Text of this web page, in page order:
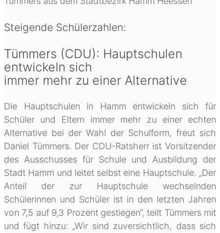
Steigende Schülerzahlen:
Tümmers (CDU): Hauptschulen
entwickeln sich
immer mehr zu einer Alternative
Die Hauptschulen in Hamm entwickeln sich für
Schüler und Eltern immer mehr zu einer echten
Alternative bei der Wahl der Schulform, freut sich
Daniel Tümmers. Der CDU-Ratsherr ist Vorsitzender
des Ausschusses für Schule und Ausbildung der
Stadt Hamm und leitet selbst eine Hauptschule. „Der
Anteil der zur Hauptschule wechselnden
Schülerinnen und Schüler ist in den letzten Jahren
von 7,5 auf 9,3 Prozent gestiegen“, teilt Tümmers mit
und fügt hinzu: „Wir sind zuversichtlich, dass sich